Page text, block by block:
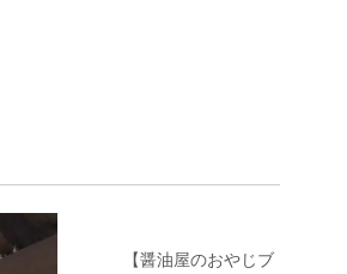
【醤油屋のおやじブ